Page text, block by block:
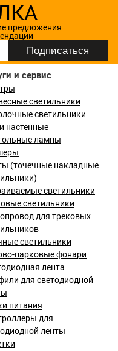
предложения
и сервис
светильники
светильники
настенные
лампы
(точечные накладные
светильники
светильники
для трековых
светильники
парковые фонари
лента
для светодиодной
питания
для
ленты